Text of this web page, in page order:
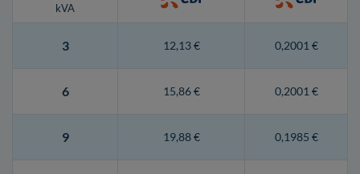
kVA
3 12,13 € 0,2001 €
6 15,86 € 0,2001 €
9 19,88 € 0,1985 €